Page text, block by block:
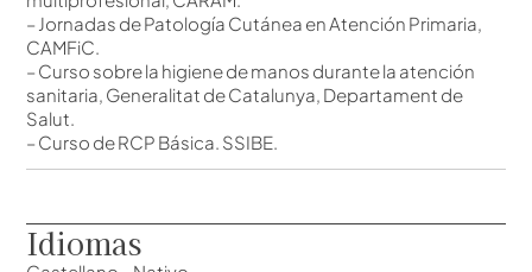
– Jornadas de Patología Cutánea en Atención Primaria,
CAMFiC.
– Curso sobre la higiene de manos durante la atención
sanitaria, Generalitat de Catalunya, Departament de
Salut.
– Curso de RCP Básica. SSIBE.
Idiomas